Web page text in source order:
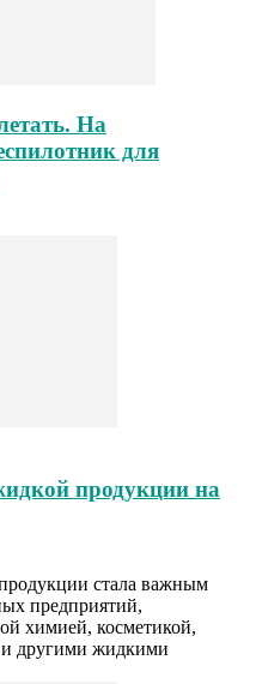
На
для
продукции на
стала важным
предприятий,
химией, косметикой,
и другими жидкими